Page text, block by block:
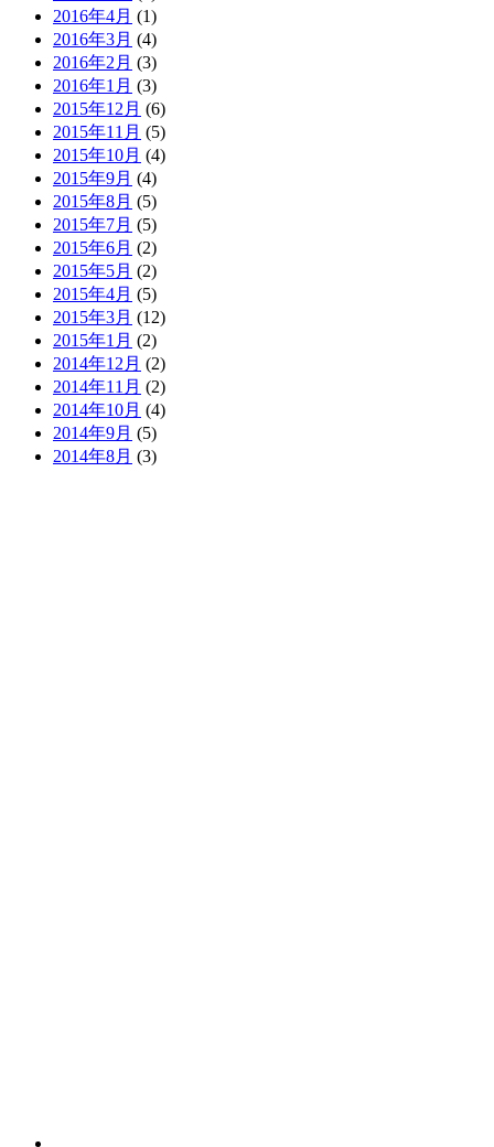
2016年4月 (1)
2016年3月 (4)
2016年2月 (3)
2016年1月 (3)
2015年12月 (6)
2015年11月 (5)
2015年10月 (4)
2015年9月 (4)
2015年8月 (5)
2015年7月 (5)
2015年6月 (2)
2015年5月 (2)
2015年4月 (5)
2015年3月 (12)
2015年1月 (2)
2014年12月 (2)
2014年11月 (2)
2014年10月 (4)
2014年9月 (5)
2014年8月 (3)